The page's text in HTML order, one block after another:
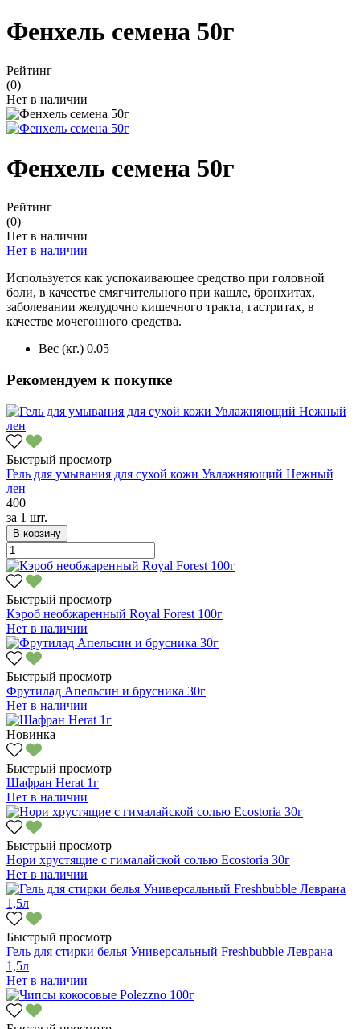
Фенхель семена 50г
Рейтинг
(0)
Нет в наличии
Фенхель семена 50г
Рейтинг
(0)
Нет в наличии
Нет в наличии
Используется как успокаивающее средство при головной
боли, в качестве смягчительного при кашле, бронхитах,
заболевании желудочно кишечного тракта, гастритах, в
качестве мочегонного средства.
Вес (кг.) 0.05
Рекомендуем к покупке
Быстрый просмотр
Гель для умывания для сухой кожи Увлажняющий Нежный
лен
400
за 1 шт.
В корзину
Быстрый просмотр
Кэроб необжаренный Royal Forest 100г
Нет в наличии
Быстрый просмотр
Фрутилад Апельсин и брусника 30г
Нет в наличии
Новинка
Быстрый просмотр
Шафран Herat 1г
Нет в наличии
Быстрый просмотр
Нори хрустящие с гималайской солью Ecostoria 30г
Нет в наличии
Быстрый просмотр
Гель для стирки белья Универсальный Freshbubble Леврана
1,5л
Нет в наличии